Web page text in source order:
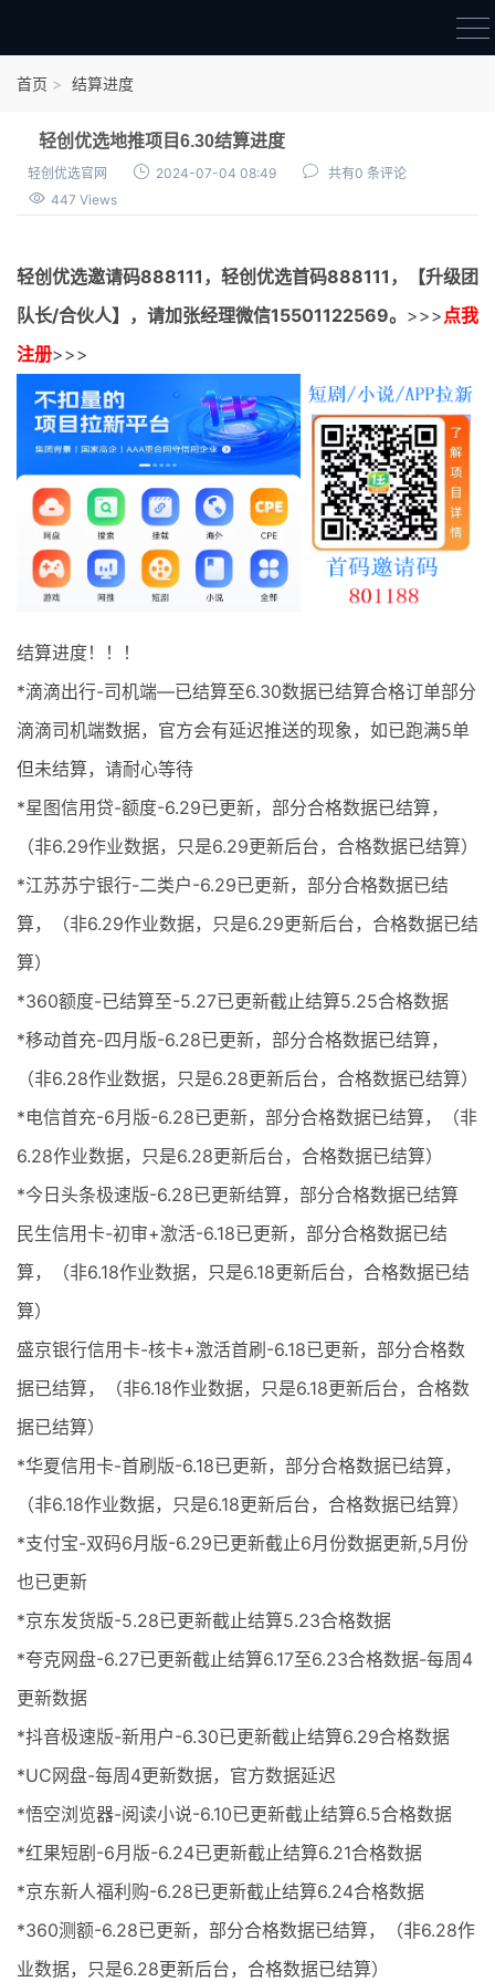
结算进度
无人直播
电商入门
新手指导
最新通知
项目介绍
首页 结算进度
轻创优选地推项目6.30结算进度
轻创优选官网 2024-07-04 08:49
共有0 条评论
447 Views
轻创优选邀请码888111， 轻创优选首码888111，【升级团
队长/合伙人】，请加张经理微信15501122569。 >>>点我
注册>>>
结算进度！！！
*滴滴出行-司机端—已结算至6.30数据已结算合格订单部分
滴滴司机端数据，官方会有延迟推送的现象，如已跑满5单
但未结算，请耐心等待
*星图信用贷-额度-6.29已更新，部分合格数据已结算，
（非6.29作业数据，只是6.29更新后台，合格数据已结算）
*江苏苏宁银行-二类户-6.29已更新，部分合格数据已结
算，（非6.29作业数据，只是6.29更新后台，合格数据已结
算）
*360额度-已结算至-5.27已更新截止结算5.25合格数据
*移动首充-四月版-6.28已更新，部分合格数据已结算，
（非6.28作业数据，只是6.28更新后台，合格数据已结算）
*电信首充-6月版-6.28已更新，部分合格数据已结算，（非
6.28作业数据，只是6.28更新后台，合格数据已结算）
*今日头条极速版-6.28已更新结算，部分合格数据已结算
民生信用卡-初审+激活-6.18已更新，部分合格数据已结
算，（非6.18作业数据，只是6.18更新后台，合格数据已结
算）
盛京银行信用卡-核卡+激活首刷-6.18已更新，部分合格数
据已结算，（非6.18作业数据，只是6.18更新后台，合格数
据已结算）
*华夏信用卡-首刷版-6.18已更新，部分合格数据已结算，
（非6.18作业数据，只是6.18更新后台，合格数据已结算）
*支付宝-双码6月版-6.29已更新截止6月份数据更新,5月份
也已更新
*京东发货版-5.28已更新截止结算5.23合格数据
*夸克网盘-6.27已更新截止结算6.17至6.23合格数据-每周4
更新数据
*抖音极速版-新用户-6.30已更新截止结算6.29合格数据
*UC网盘-每周4更新数据，官方数据延迟
*悟空浏览器-阅读小说-6.10已更新截止结算6.5合格数据
*红果短剧-6月版-6.24已更新截止结算6.21合格数据
*京东新人福利购-6.28已更新截止结算6.24合格数据
*360测额-6.28已更新，部分合格数据已结算，（非6.28作
业数据，只是6.28更新后台，合格数据已结算）